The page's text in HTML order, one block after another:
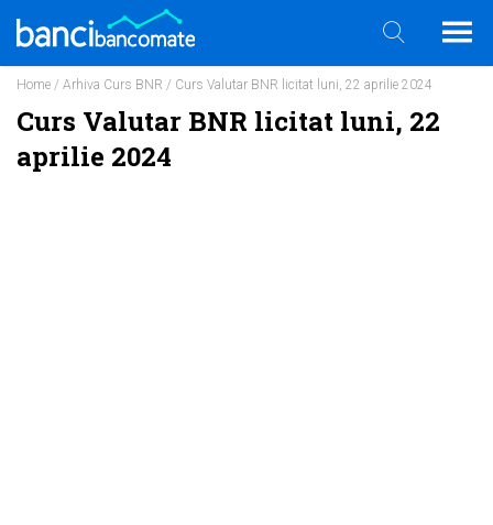
Home / Arhiva Curs BNR / Curs Valutar BNR licitat luni, 22 aprilie 2024
Curs Valutar BNR licitat luni, 22
aprilie 2024